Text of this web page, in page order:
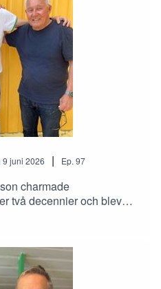
9 juni 2026 | Ep.97
charmade
två decennier och blev
med flest matcher
Bröderna gästade Gula
karriärer med
Magnus Hagström.